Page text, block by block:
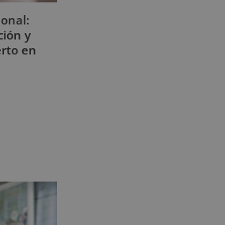
y
en